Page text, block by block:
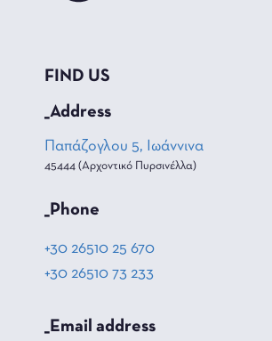
FIND US
_Address
Παπάζογλου 5, Ιωάννινα
45444 (Αρχοντικό Πυρσινέλλα)
_Phone
+30 26510 25 670
+30 26510 73 233
_Email address